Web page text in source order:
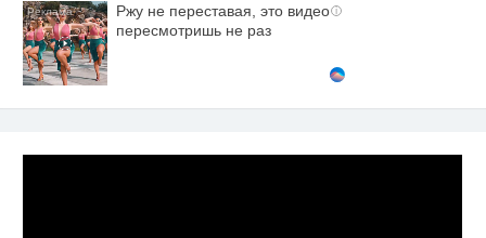
i
Ржу не переставая, это видео
пересмотришь не раз